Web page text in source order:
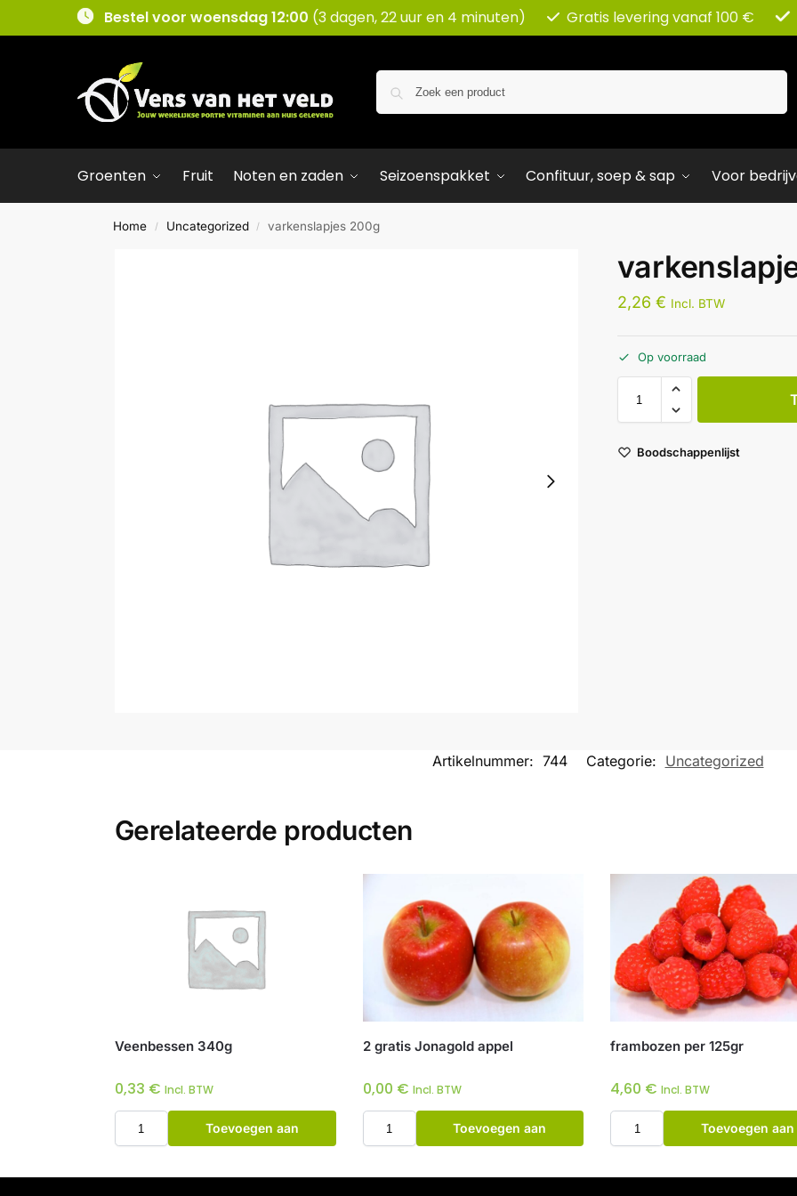
Bestel voor woensdag 12:00 (3 dagen, 22 uur en 4 minuten) Gratis levering vanaf 100 €
Groenten Fruit Noten en zaden Seizoenspakket Confituur, soep & sap Voor
Home / Uncategorized / varkenslapjes 200g
2,26 € Incl. BTW
Op voorraad
Boodschappenlijst
Artikelnummer: 744 Categorie: Uncategorized
Gerelateerde producten
Veenbessen 340g
0,33 € Incl. BTW
Toevoegen aan
2 gratis Jonagold appel
0,00 € Incl. BTW
Toevoegen aan
frambozen per 125gr
4,60 € Incl. BTW
Toevoegen aan